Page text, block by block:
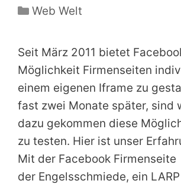
Kategorien
Web Welt
Seit März 2011 bietet
Möglichkeit Firmenseiten
einem eigenen Iframe zu
fast zwei Monate später, sind
dazu gekommen diese
zu testen. Hier ist unser
Mit der Facebook Firmenseite
der Engelsschmiede, ein